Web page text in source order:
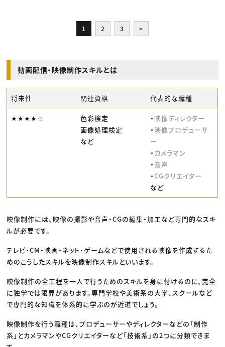
1 2 3 >
動画配信・映像制作スキルとは
将来性 関連資格 代表的な職種
★★★★☆
色彩検定
画像処理検定
など
・ 映像ディレクター
・ 映像プロデューサ
ー
・ カメラマン
・音声
・ CGクリエイター
など
映像制作には、映像の撮影や音声・CGの編集・加工など専門的なスキ
ルが必要です。
テレビ・CM・映画・ネット・ゲームなどで使用される映像を作成するた
めのこうしたスキルを映像制作スキルといいます。
映像制作の全工程を一人で行うためのスキルを身に付けるのに、完全
に独学では限界があります。専門学校や美術系の大学、スクールなど
で専門的な知識を体系的に学ぶのが近道でしょう。
映像制作を行う職種は、プロデューサーやディレクターなどの「制作
系」とカメラマンやCGクリエイターなど「技術系」の2つに分類できま